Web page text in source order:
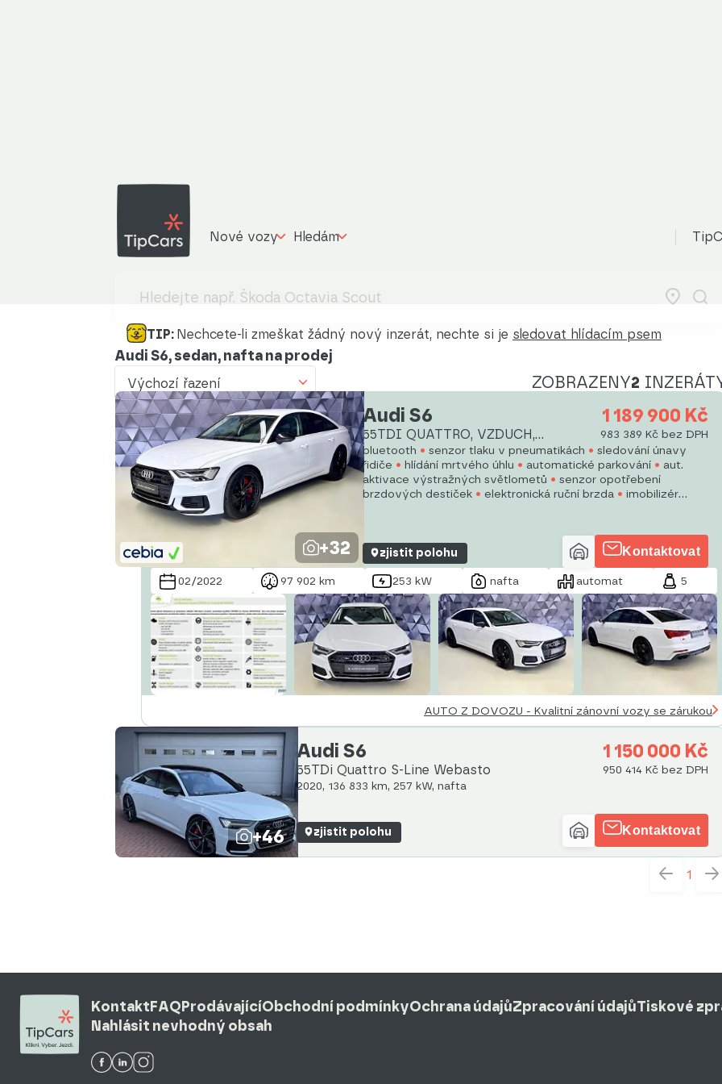
Nové vozy Hledám
TIP: Nechcete-li zmeškat žádný nový inzerát, nechte si je sledovat hlídacím psem
Audi S6, sedan, nafta na prodej
Výchozí řazení
Výchozí řazení
Od nejlevnějšího
Od nejdražšího
Od nejmenšího nájezdu
Od nejvyššího nájezdu
Od nejstaršího vozu
Od nejnovějšího vozu
Od nejnovějšího inzerátu
Od nejstaršího inzerátu
Abecedně od A do Z
Abecedně od Z do A
ZOBRAZENY2
+32
Audi S6
55TDI QUATTRO, VZDUCH,
BLACK P
1 189 900 Kč
983 389 Kč bez DPH
bluetooth
senzor tlaku v pneumatikách
sledování únavy
řidiče
hlídání mrtvého úhlu automatické parkování
aut.
aktivace výstražných světlometů
senzor opotřebení
brzdových destiček
elektronická ruční brzda
imobilizér
zjistit polohu Kontaktovat
02/2022 97 902 km 253 kW nafta automat 5
AUTO Z DOVOZU - Kvalitní zánovní vozy se zárukou
+46
Audi S6
55TDi Quattro S-Line Webasto
1 150 000 Kč
950 414 Kč bez DPH
2020, 136 833 km, 257 kW, nafta
zjistit polohu Kontaktovat
1
KontaktFAQProdávajícíObchodní podmínkyOchrana údajůZpracování údajůTiskové
Nahlásit nevhodný obsah